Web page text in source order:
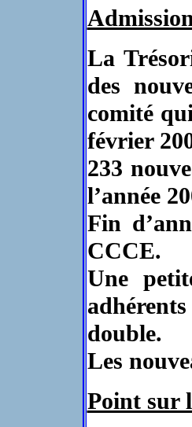
La
des
comité
février
233
l’année
Fin
CCCE.
Une
double.
Les
Point sur